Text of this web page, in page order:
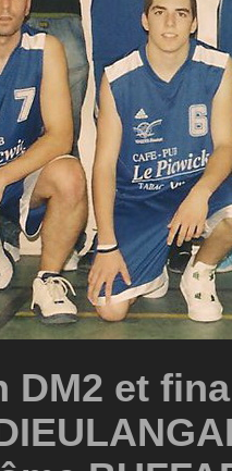
DM2 et